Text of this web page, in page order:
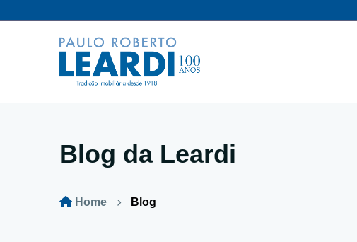
Blog da Leardi
Home Blog